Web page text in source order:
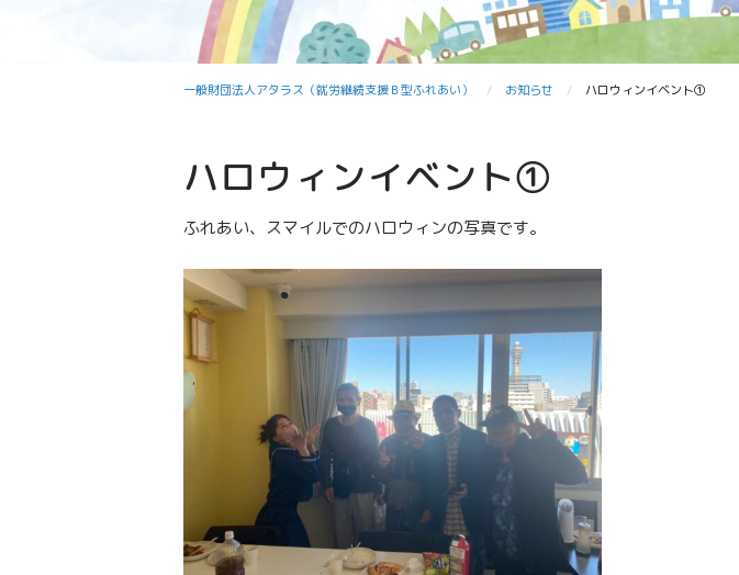
一般財団法人アタラス（就労継続支援Ｂ型ふれあい） お知らせ ハロウィンイベント①
ハロウィンイベント①
ふれあい、スマイルでのハロウィンの写真です。